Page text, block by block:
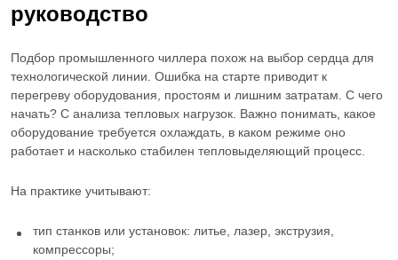
руководство
Подбор промышленного чиллера похож на выбор сердца для
технологической линии. Ошибка на старте приводит к
перегреву оборудования, простоям и лишним затратам. С чего
начать? С анализа тепловых нагрузок. Важно понимать, какое
оборудование требуется охлаждать, в каком режиме оно
работает и насколько стабилен тепловыделяющий процесс.
На практике учитывают:
тип станков или установок: литье, лазер, экструзия,
компрессоры;